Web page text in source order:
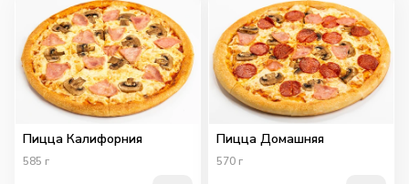
Пицца Калифорния
585 г
Пицца Домашняя
570 г